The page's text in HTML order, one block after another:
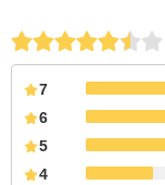
7
6
5
4